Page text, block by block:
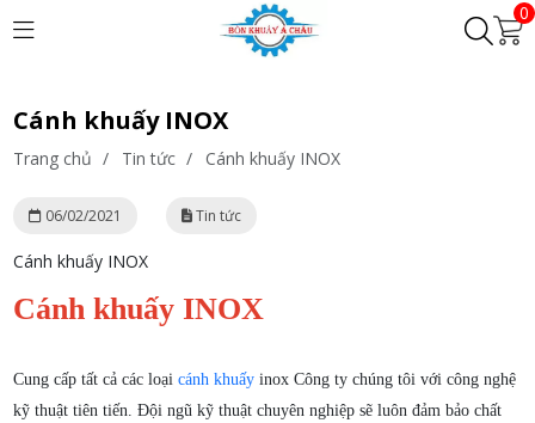
0
Cánh khuấy INOX
Trang chủ / Tin tức / Cánh khuấy INOX
06/02/2021 Tin tức
Cánh khuấy INOX
Cánh khuấy INOX
Cung cấp tất cả các loại cánh khuấy inox Công ty chúng tôi với công nghệ
kỹ thuật tiên tiến. Đội ngũ kỹ thuật chuyên nghiệp sẽ luôn đảm bảo chất